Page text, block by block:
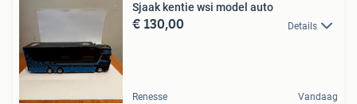
Sjaak kentie wsi model auto
€ 130,00 Details
Renesse Vandaag